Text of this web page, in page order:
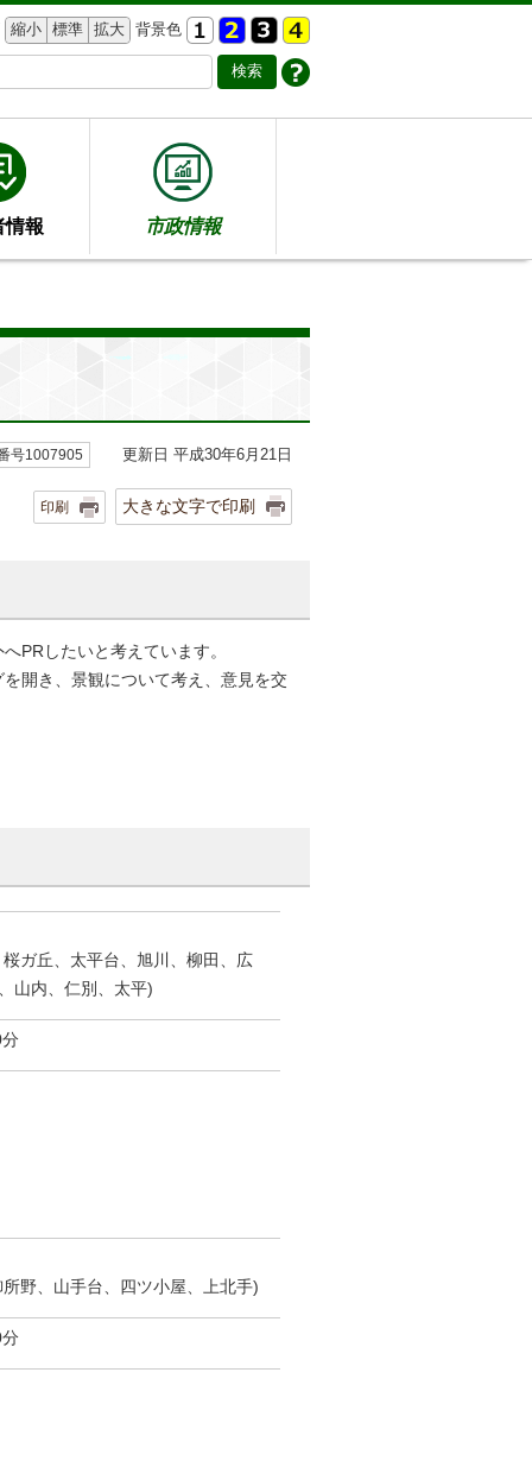
縮小 標準 拡大 背景色
情報 市政情報
号1007905 更新日 平成30年6月21日
印刷 大きな文字で印刷
PRしたいと考えています。
開き、景観について考え、意見を交
ガ丘、太平台、旭川、柳田、広
山内、仁別、太平)
野、山手台、四ツ小屋、上北手)